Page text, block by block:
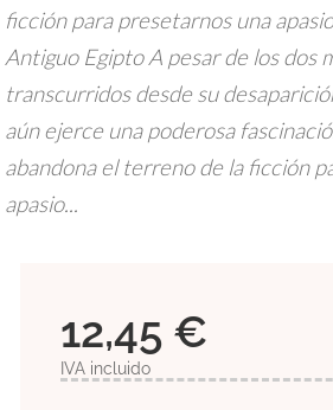
ficción para presetarnos una
Antiguo Egipto A pesar de los dos
transcurridos desde su
aún ejerce una poderosa
abandona el terreno de la ficción
apasio...
12,45 €
IVA incluido